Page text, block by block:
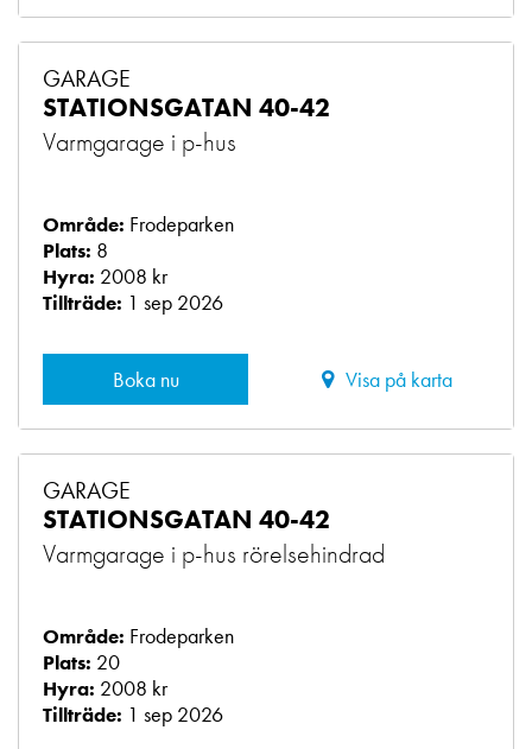
GARAGE
STATIONSGATAN 40-42
Varmgarage i p-hus
Område: Frodeparken
Plats: 8
Hyra: 2008 kr
Tillträde: 1 sep 2026
Boka nu Visa på karta
GARAGE
STATIONSGATAN 40-42
Varmgarage i p-hus rörelsehindrad
Område: Frodeparken
Plats: 20
Hyra: 2008 kr
Tillträde: 1 sep 2026